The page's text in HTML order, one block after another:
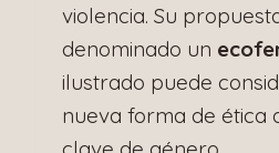
violencia. Su
denominado un
ilustrado puede
nueva forma de ética